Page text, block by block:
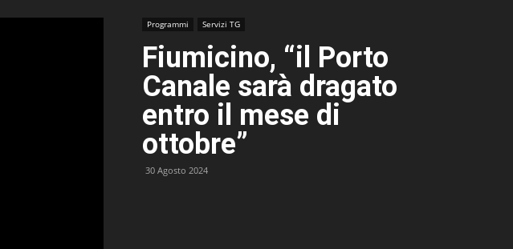
Programmi Servizi TG
Fiumicino, “il Porto
Canale sarà dragato
entro il mese di
ottobre”
30 Agosto 2024